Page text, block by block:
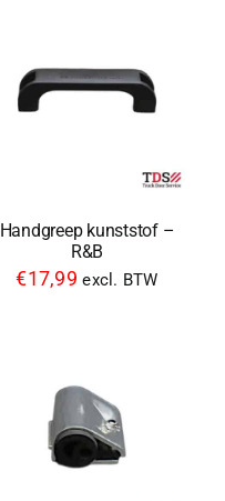
Handgreep kunststof –
R&B
€17,99 excl. BTW